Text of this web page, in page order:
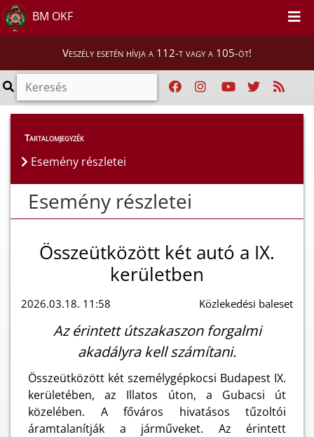
BM OKF
Veszély esetén hívja a 112-t vagy a 105-öt!
Esemény részletei
Tartalomjegyzék
Esemény részletei
Esemény részletei
Összeütközött két autó a IX.
kerületben
2026.03.18. 11:58 Közlekedési baleset
Az érintett útszakaszon forgalmi
akadályra kell számítani.
Összeütközött két személygépkocsi Budapest IX.
kerületében, az Illatos úton, a Gubacsi út
közelében. A főváros hivatásos tűzoltói
áramtalanítják a járműveket. Az érintett